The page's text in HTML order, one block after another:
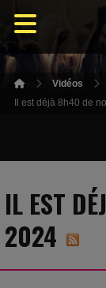
Vidéos
Il est déjà 8h40 de
IL EST
2024